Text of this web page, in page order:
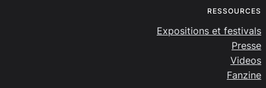
RESSOURCES
Expositions et festivals
Presse
Videos
Fanzine